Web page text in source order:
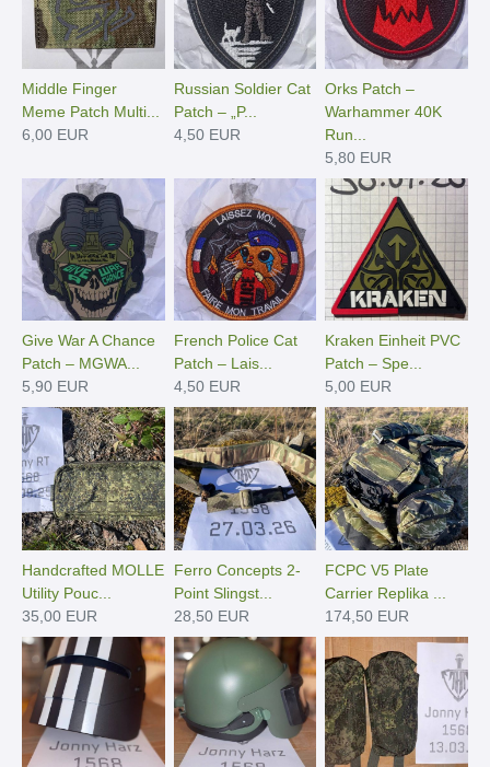
Middle Finger
Meme Patch Multi...
6,00 EUR
Russian Soldier Cat
Patch – „P...
4,50 EUR
Orks Patch –
Warhammer 40K
Run...
5,80 EUR
Give War A Chance
Patch – MGWA...
5,90 EUR
French Police Cat
Patch – Lais...
4,50 EUR
Kraken Einheit PVC
Patch – Spe...
5,00 EUR
Handcrafted MOLLE
Utility Pouc...
35,00 EUR
Ferro Concepts 2-
Point Slingst...
28,50 EUR
FCPC V5 Plate
Carrier Replika ...
174,50 EUR